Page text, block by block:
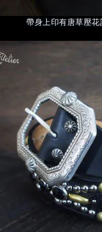
帶身上印有唐草壓